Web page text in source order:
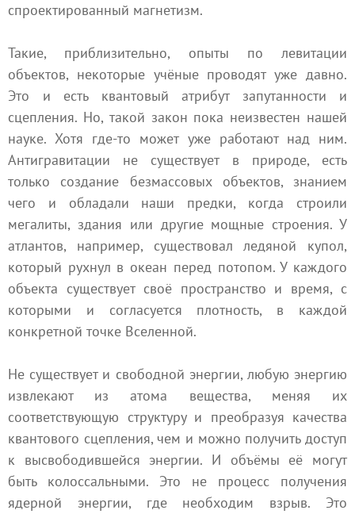
спроектированный магнетизм.
Такие, приблизительно, опыты по левитации
объектов, некоторые учёные проводят уже давно.
Это и есть квантовый атрибут запутанности и
сцепления. Но, такой закон пока неизвестен нашей
науке. Хотя где-то может уже работают над ним.
Антигравитации не существует в природе, есть
только создание безмассовых объектов, знанием
чего и обладали наши предки, когда строили
мегалиты, здания или другие мощные строения. У
атлантов, например, существовал ледяной купол,
который рухнул в океан перед потопом. У каждого
объекта существует своё пространство и время, с
которыми и согласуется плотность, в каждой
конкретной точке Вселенной.
Не существует и свободной энергии, любую энергию
извлекают из атома вещества, меняя их
соответствующую структуру и преобразуя качества
квантового сцепления, чем и можно получить доступ
к высвободившейся энергии. И объёмы её могут
быть колоссальными. Это не процесс получения
ядерной энергии, где необходим взрыв. Это